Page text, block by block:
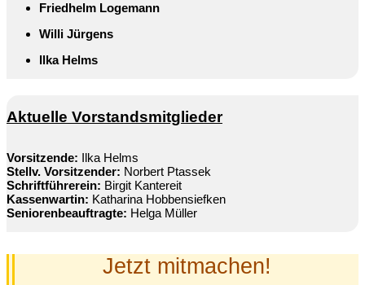
Friedhelm Logemann
Willi Jürgens
Ilka Helms
Aktuelle Vorstandsmitglieder
Vorsitzende: Ilka Helms
Stellv. Vorsitzender: Norbert Ptassek
Schriftführerein: Birgit Kantereit
Kassenwartin: Katharina Hobbensiefken
Seniorenbeauftragte: Helga Müller
Jetzt mitmachen!